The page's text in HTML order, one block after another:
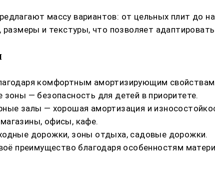
массу вариантов: от цельных плит до
и текстуры, что позволяет
комфортным амортизирующим свойствам.
— безопасность для детей в приоритете.
залы — хорошая амортизация и
офисы, кафе.
дорожки, зоны отдыха, садовые дорожки.
преимущество благодаря особенностям